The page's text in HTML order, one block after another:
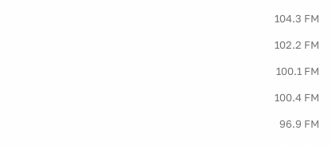
104.3 FM
102.2 FM
100.1 FM
100.4 FM
96.9 FM